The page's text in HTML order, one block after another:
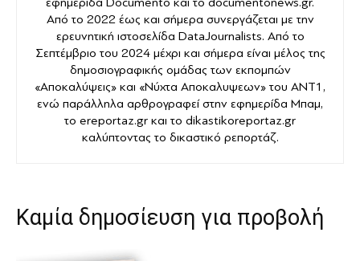
Από το 2022 έως και σήμερα συνεργάζεται με την
ερευνητική ιστοσελίδα DataJournalists. Από το
Σεπτέμβριο του 2024 μέχρι και σήμερα είναι μέλος της
δημοσιογραφικής ομάδας των εκπομπών
«Αποκαλύψεις» και «Νύχτα Αποκαλυψεων» του ANT1,
ενώ παράλληλα αρθρογραφεί στην εφημερίδα Μπαμ,
το ereportaz.gr και το dikastikoreportaz.gr
καλύπτοντας το δικαστικό ρεπορτάζ.
Καμία δημοσίευση για προβολή